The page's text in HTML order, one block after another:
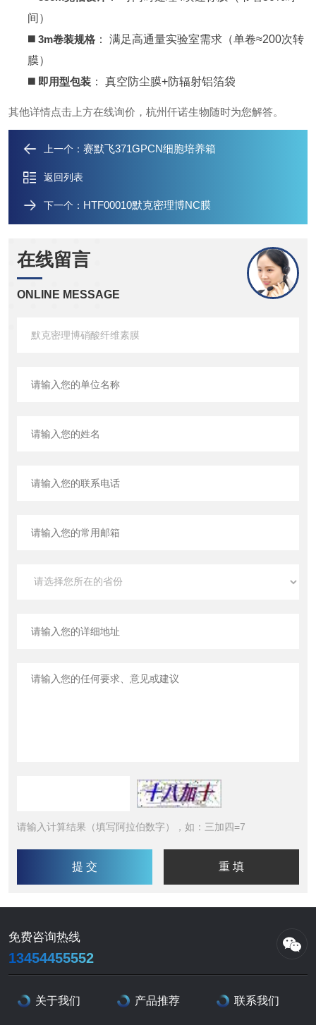
间）
◼️3m卷装规格 ： 满足高通量实验室需求（单卷≈200次转
膜）
◼️ 即用型包装 ： 真空防尘膜+防辐射铝箔袋
其他详情点击上方在线询价，杭州仟诺生物随时为您解答。
上一个： 赛默飞371GPCN细胞培养箱
返回列表
下一个： HTF00010默克密理博NC膜
在线留言
ONLINE MESSAGE
请输入计算结果（填写阿拉伯数字），如：三加四=7
免费咨询热线
13454455552
关于我们 产品推荐 联系我们